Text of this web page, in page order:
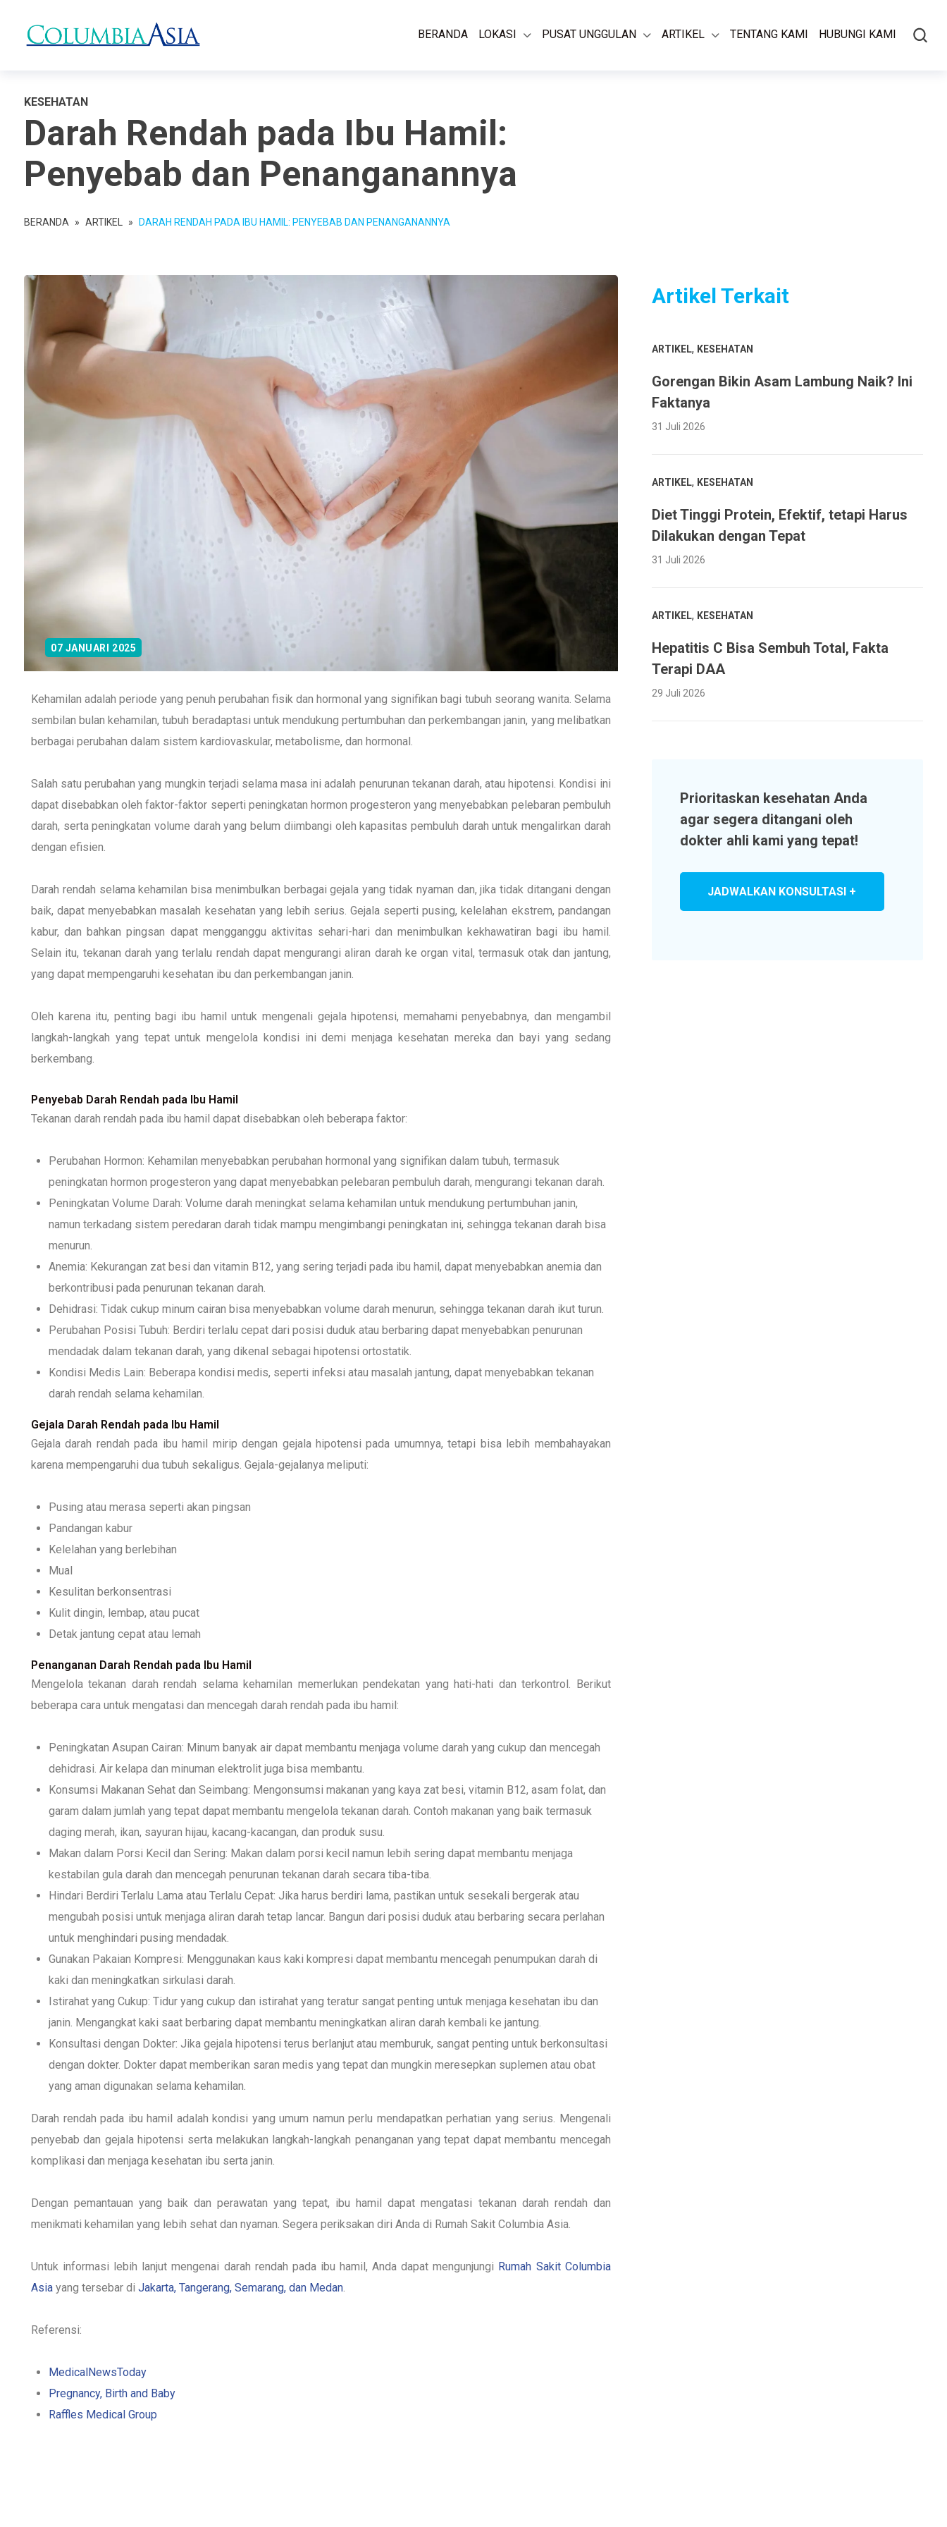
BERANDA LOKASI PUSAT UNGGULAN ARTIKEL TENTANG KAMI HUBUNGI KAMI
KESEHATAN
Darah Rendah pada Ibu Hamil:
Penyebab dan Penanganannya
BERANDA » ARTIKEL » DARAH RENDAH PADA IBU HAMIL: PENYEBAB DAN PENANGANANNYA
07 JANUARI 2025
Kehamilan adalah periode yang penuh perubahan fisik dan hormonal yang signifikan bagi tubuh seorang wanita. Selama
sembilan bulan kehamilan, tubuh beradaptasi untuk mendukung pertumbuhan dan perkembangan janin, yang melibatkan
berbagai perubahan dalam sistem kardiovaskular, metabolisme, dan hormonal.
Salah satu perubahan yang mungkin terjadi selama masa ini adalah penurunan tekanan darah, atau hipotensi. Kondisi ini
dapat disebabkan oleh faktor-faktor seperti peningkatan hormon progesteron yang menyebabkan pelebaran pembuluh
darah, serta peningkatan volume darah yang belum diimbangi oleh kapasitas pembuluh darah untuk mengalirkan darah
dengan efisien.
Darah rendah selama kehamilan bisa menimbulkan berbagai gejala yang tidak nyaman dan, jika tidak ditangani dengan
baik, dapat menyebabkan masalah kesehatan yang lebih serius. Gejala seperti pusing, kelelahan ekstrem, pandangan
kabur, dan bahkan pingsan dapat mengganggu aktivitas sehari-hari dan menimbulkan kekhawatiran bagi ibu hamil.
Selain itu, tekanan darah yang terlalu rendah dapat mengurangi aliran darah ke organ vital, termasuk otak dan jantung,
yang dapat mempengaruhi kesehatan ibu dan perkembangan janin.
Oleh karena itu, penting bagi ibu hamil untuk mengenali gejala hipotensi, memahami penyebabnya, dan mengambil
langkah-langkah yang tepat untuk mengelola kondisi ini demi menjaga kesehatan mereka dan bayi yang sedang
berkembang.
Penyebab Darah Rendah pada Ibu Hamil
Tekanan darah rendah pada ibu hamil dapat disebabkan oleh beberapa faktor:
Perubahan Hormon: Kehamilan menyebabkan perubahan hormonal yang signifikan dalam tubuh, termasuk
peningkatan hormon progesteron yang dapat menyebabkan pelebaran pembuluh darah, mengurangi tekanan darah.
Peningkatan Volume Darah: Volume darah meningkat selama kehamilan untuk mendukung pertumbuhan janin,
namun terkadang sistem peredaran darah tidak mampu mengimbangi peningkatan ini, sehingga tekanan darah bisa
menurun.
Anemia: Kekurangan zat besi dan vitamin B12, yang sering terjadi pada ibu hamil, dapat menyebabkan anemia dan
berkontribusi pada penurunan tekanan darah.
Dehidrasi: Tidak cukup minum cairan bisa menyebabkan volume darah menurun, sehingga tekanan darah ikut turun.
Perubahan Posisi Tubuh: Berdiri terlalu cepat dari posisi duduk atau berbaring dapat menyebabkan penurunan
mendadak dalam tekanan darah, yang dikenal sebagai hipotensi ortostatik.
Kondisi Medis Lain: Beberapa kondisi medis, seperti infeksi atau masalah jantung, dapat menyebabkan tekanan
darah rendah selama kehamilan.
Gejala Darah Rendah pada Ibu Hamil
Gejala darah rendah pada ibu hamil mirip dengan gejala hipotensi pada umumnya, tetapi bisa lebih membahayakan
karena mempengaruhi dua tubuh sekaligus. Gejala-gejalanya meliputi:
Pusing atau merasa seperti akan pingsan
Pandangan kabur
Kelelahan yang berlebihan
Mual
Kesulitan berkonsentrasi
Kulit dingin, lembap, atau pucat
Detak jantung cepat atau lemah
Penanganan Darah Rendah pada Ibu Hamil
Mengelola tekanan darah rendah selama kehamilan memerlukan pendekatan yang hati-hati dan terkontrol. Berikut
beberapa cara untuk mengatasi dan mencegah darah rendah pada ibu hamil:
Peningkatan Asupan Cairan: Minum banyak air dapat membantu menjaga volume darah yang cukup dan mencegah
dehidrasi. Air kelapa dan minuman elektrolit juga bisa membantu.
Konsumsi Makanan Sehat dan Seimbang: Mengonsumsi makanan yang kaya zat besi, vitamin B12, asam folat, dan
garam dalam jumlah yang tepat dapat membantu mengelola tekanan darah. Contoh makanan yang baik termasuk
daging merah, ikan, sayuran hijau, kacang-kacangan, dan produk susu.
Makan dalam Porsi Kecil dan Sering: Makan dalam porsi kecil namun lebih sering dapat membantu menjaga
kestabilan gula darah dan mencegah penurunan tekanan darah secara tiba-tiba.
Hindari Berdiri Terlalu Lama atau Terlalu Cepat: Jika harus berdiri lama, pastikan untuk sesekali bergerak atau
mengubah posisi untuk menjaga aliran darah tetap lancar. Bangun dari posisi duduk atau berbaring secara perlahan
untuk menghindari pusing mendadak.
Gunakan Pakaian Kompresi: Menggunakan kaus kaki kompresi dapat membantu mencegah penumpukan darah di
kaki dan meningkatkan sirkulasi darah.
Istirahat yang Cukup: Tidur yang cukup dan istirahat yang teratur sangat penting untuk menjaga kesehatan ibu dan
janin. Mengangkat kaki saat berbaring dapat membantu meningkatkan aliran darah kembali ke jantung.
Konsultasi dengan Dokter: Jika gejala hipotensi terus berlanjut atau memburuk, sangat penting untuk berkonsultasi
dengan dokter. Dokter dapat memberikan saran medis yang tepat dan mungkin meresepkan suplemen atau obat
yang aman digunakan selama kehamilan.
Darah rendah pada ibu hamil adalah kondisi yang umum namun perlu mendapatkan perhatian yang serius. Mengenali
penyebab dan gejala hipotensi serta melakukan langkah-langkah penanganan yang tepat dapat membantu mencegah
komplikasi dan menjaga kesehatan ibu serta janin.
Dengan pemantauan yang baik dan perawatan yang tepat, ibu hamil dapat mengatasi tekanan darah rendah dan
menikmati kehamilan yang lebih sehat dan nyaman. Segera periksakan diri Anda di Rumah Sakit Columbia Asia.
Untuk informasi lebih lanjut mengenai darah rendah pada ibu hamil, Anda dapat mengunjungi Rumah Sakit Columbia
Asia yang tersebar di Jakarta, Tangerang, Semarang, dan Medan
Referensi:
MedicalNewsToday
Pregnancy, Birth and Baby
Raffles Medical Group
Artikel Terkait
ARTIKEL, KESEHATAN
Gorengan Bikin Asam Lambung Naik? Ini
Faktanya
31 Juli 2026
ARTIKEL, KESEHATAN
Diet Tinggi Protein, Efektif, tetapi Harus
Dilakukan dengan Tepat
31 Juli 2026
ARTIKEL, KESEHATAN
Hepatitis C Bisa Sembuh Total, Fakta
Terapi DAA
29 Juli 2026
Prioritaskan kesehatan Anda
agar segera ditangani oleh
dokter ahli kami yang tepat!
JADWALKAN KONSULTASI +